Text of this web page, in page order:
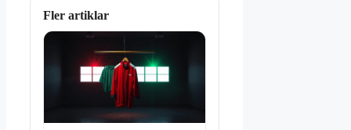
Fler artiklar